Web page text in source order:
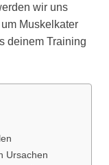
wir uns
Muskelkater
deinem Training
Ursachen